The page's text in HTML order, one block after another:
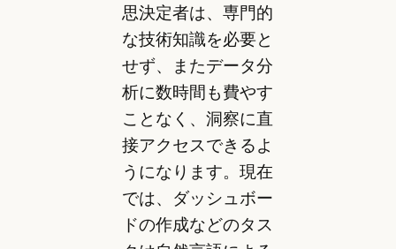
思決定者は、専門的
な技術知識を必要と
せず、またデータ分
析に数時間も費やす
ことなく、洞察に直
接アクセスできるよ
うになります。現在
では、ダッシュボー
ドの作成などのタス